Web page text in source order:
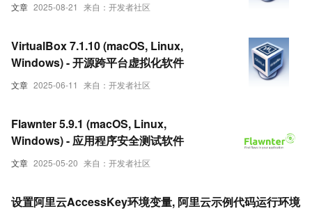
文章 2025-08-21 来自：开发者社区
文章 2025-06-11 来自：开发者社区
VirtualBox 7.1.10 (macOS, Linux,
Windows) - 开源跨平台虚拟化软件
文章 2025-05-20 来自：开发者社区
Flawnter 5.9.1 (macOS, Linux,
Windows) - 应用程序安全测试软件
设置阿里云AccessKey环境变量, 阿里云示例代码运行环境